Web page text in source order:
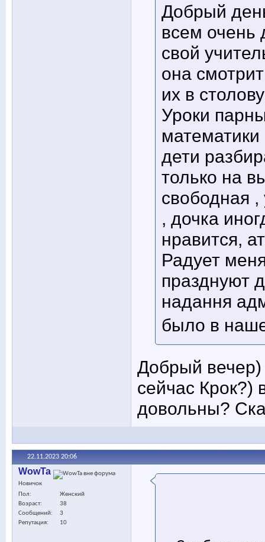
Добрый
всем очень
свой
она
их в
Уроки
дети
только на
свободная ,
, дочка
нравится,
Радует
празднуют
надання
было в
Добрый вечер)
сейчас Крок?)
довольны?
22.11.2023 20:06
WowTa
Новичок
Пол
Женский
Возраст
38
Сообщений
3
Репутация
10